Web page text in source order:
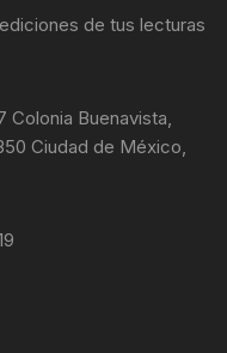
de tus lecturas
Colonia Buenavista,
Ciudad de México,